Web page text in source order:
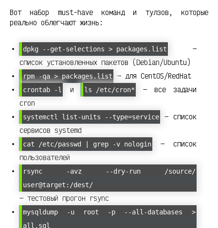
Вот набор must-have команд и тулзов, которые
реально облегчают жизнь:
dpkg --get-selections > packages.list
—
список установленных пакетов (Debian/Ubuntu)
rpm -qa > packages.list — для CentOS/RedHat
crontab -l и ls /etc/cron*
— все задачи
cron
systemctl list-units --type=service
— список
сервисов systemd
cat /etc/passwd | grep -v nologin
— список
пользователей
rsync -avz --dry-run /source/
user@target:/dest/
— тестовый прогон rsync
mysqldump -u root -p --all-databases >
all.sql